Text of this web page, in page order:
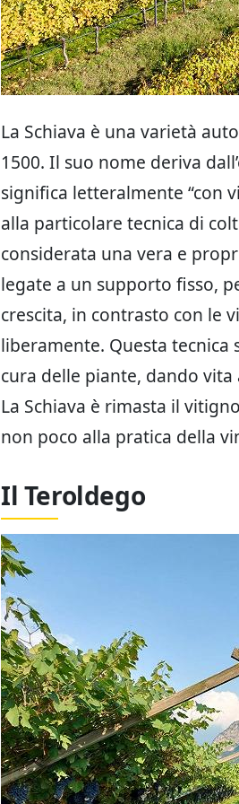
La Schiava è una varietà
1500. Il suo nome deriva
significa letteralmente “con
alla particolare tecnica di
considerata una vera e
legate a un supporto fisso,
crescita, in contrasto con le
liberamente. Questa
cura delle piante, dando
La Schiava è rimasta il
non poco alla pratica della
Il Teroldego